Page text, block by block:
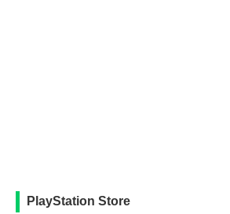
PlayStation Store